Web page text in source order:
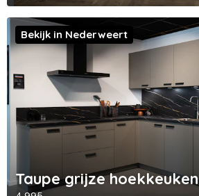
Taupe grijze hoekkeuken
Bekijk in Nederweert